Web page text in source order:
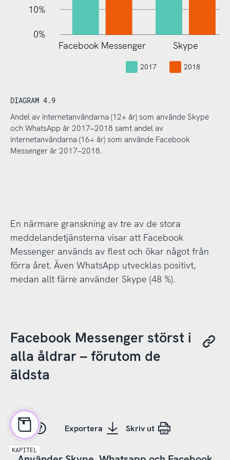
10%
0%
L
Facebook Messenger Skype
2017 2018
DIAGRAM 4.9
Andel av internetanvändarna (12+ år) som använde Skype
och WhatsApp år 2017–2018 samt andel av
internetanvändarna (16+ år) som använde Facebook
Messenger år 2017–2018.
En närmare granskning av tre av de stora
meddelandetjänsterna visar att Facebook
Messenger används av flest och ökar något från
förra året. Även WhatsApp utvecklas positivt,
medan allt färre använder Skype (48 %).
Facebook Messenger störst i
alla åldrar – förutom de
äldsta
Hjälp Exportera Skriv ut
KAPITEL